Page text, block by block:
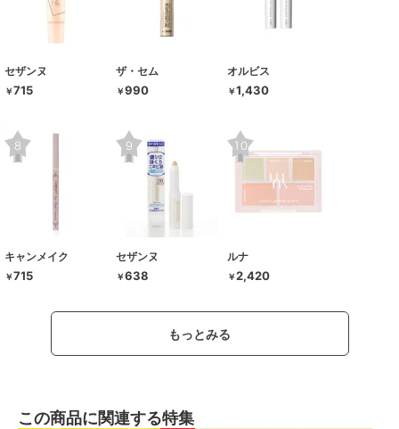
セザンヌ
￥715
ザ・セム
￥990
オルビス
￥1,430
キャンメイク
￥715
セザンヌ
￥638
ルナ
￥2,420
もっとみる
この商品に関連する特集